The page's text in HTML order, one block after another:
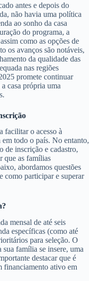
antes e depois do
não havia uma política
ao sonho da casa
do programa, a
como as opções de
os avanços são notáveis,
da qualidade das
nas regiões
promete continuar
casa própria uma
facilitar o acesso à
todo o país. No entanto,
de inscrição e cadastro,
que as famílias
abordamos questões
como participar e superar
mensal de até seis
específicas (como até
para seleção. O
família se insere, uma
destacar que é
financiamento ativo em